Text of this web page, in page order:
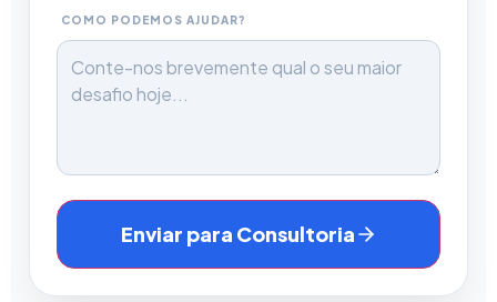
COMO PODEMOS AJUDAR?
Enviar para Consultoria